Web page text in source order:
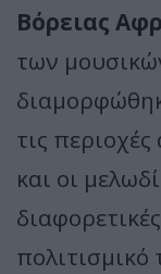
Βόρειας
των
τις
και οι